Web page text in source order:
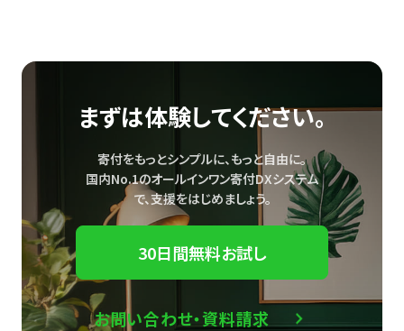
まずは体験してください。
寄付をもっとシンプルに、もっと自由に。
国内No.1のオールインワン寄付DXシステム
で、支援をはじめましょう。
30日間無料お試し
お問い合わせ・資料請求